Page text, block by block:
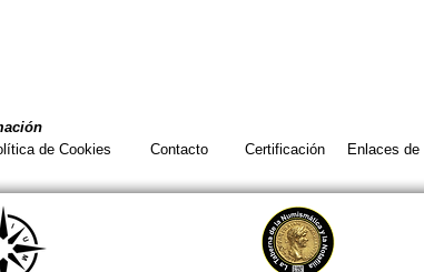
de Cookies Contacto Certificación Enlaces de